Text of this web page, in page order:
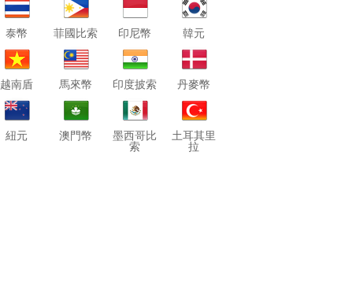
泰幣 菲國比索 印尼幣 韓元
越南盾 馬來幣 印度披索 丹麥幣
紐元 澳門幣
墨西哥比
索
土耳其里
拉